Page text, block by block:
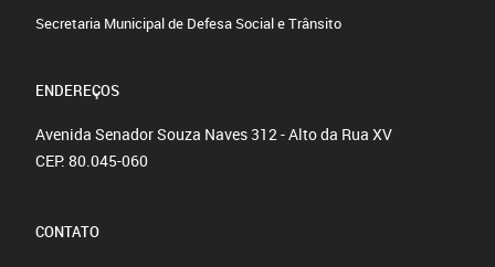
Secretaria Municipal de Defesa Social e Trânsito
ENDEREÇOS
Avenida Senador Souza Naves 312 - Alto da Rua XV
CEP: 80.045-060
CONTATO